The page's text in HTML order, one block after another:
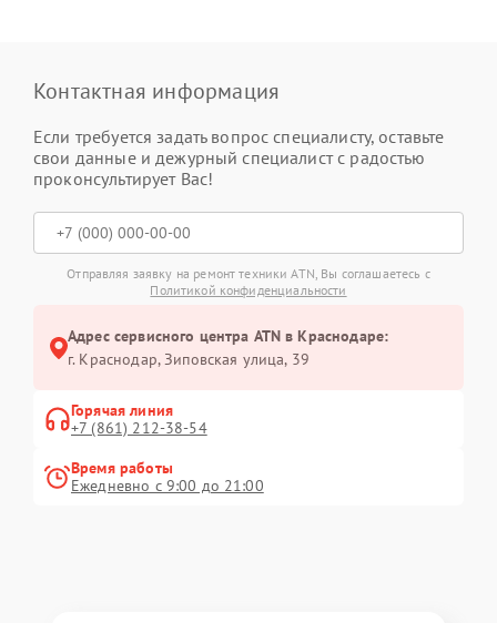
Контактная информация
Если требуется задать вопрос специалисту, оставьте
свои данные и дежурный специалист с радостью
проконсультирует Вас!
Отправляя заявку на ремонт техники ATN, Вы соглашаетесь с
Политикой конфиденциальности
Адрес сервисного центра ATN в Краснодаре:
г. Краснодар, Зиповская улица, 39
Горячая линия
+7 (861) 212-38-54
Время работы
Ежедневно с 9:00 до 21:00